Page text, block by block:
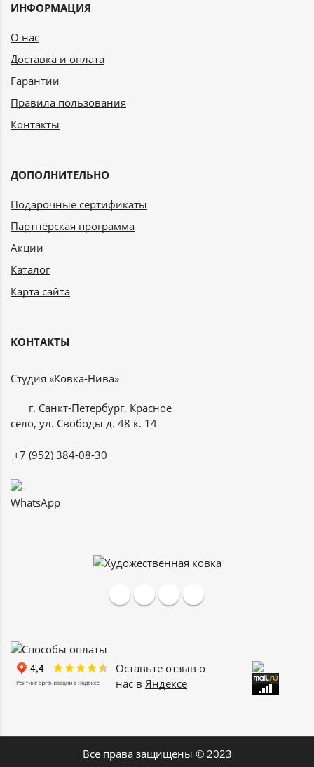
ИНФОРМАЦИЯ
О нас
Доставка и оплата
Гарантии
Правила пользования
Контакты
ДОПОЛНИТЕЛЬНО
Подарочные сертификаты
Партнерская программа
Акции
Каталог
Карта сайта
КОНТАКТЫ
Студия «Ковка-Нива»
г. Санкт-Петербург, Красное
село, ул. Свободы д. 48 к. 14
+7 (952) 384-08-30
WhatsApp
Оставьте отзыв о
нас в Яндексе
Все права защищены © 2023